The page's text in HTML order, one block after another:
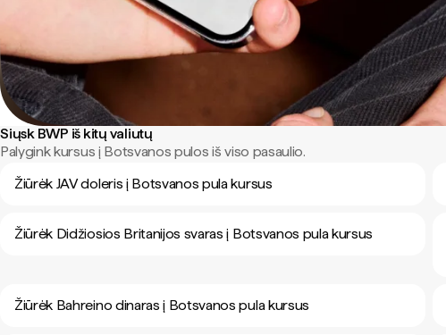
Siųsk BWP iš kitų valiutų
Palygink kursus į Botsvanos pulos iš viso pasaulio.
Žiūrėk JAV doleris į Botsvanos pula kursus
Žiūrėk Didžiosios Britanijos svaras į Botsvanos pula kursus
Žiūrėk Bahreino dinaras į Botsvanos pula kursus